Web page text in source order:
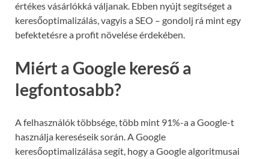
értékes vásárlókká váljanak. Ebben nyújt segítséget a
keresőoptimalizálás, vagyis a SEO – gondolj rá mint egy
befektetésre a profit növelése érdekében.
Miért a Google kereső a
legfontosabb?
A felhasználók többsége, több mint 91%-a a Google-t
használja kereséseik során. A Google
keresőoptimalizálása segít, hogy a Google algoritmusai